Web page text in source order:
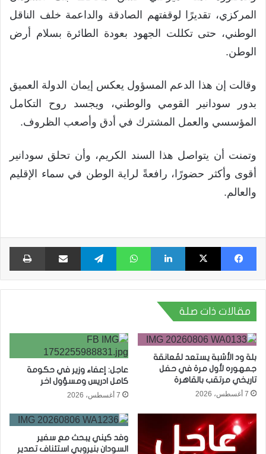
المركزي، تقديرًا لوقفتهم الصادقة والداعمة خلف الناقل
الوطني، حتى تكللت الجهود بعودة الطائرة بسلام أرض
الوطن.
وقالت إن هذا الدعم المسؤول يعكس إيمان الدولة العميق
بدور سودانير القومي والوطني، ويجسد روح التكامل
المؤسسي والعمل المشترك في أدق وأصعب الظروف.
وتمنت أن يتواصل هذا السند الكريم، وأن تحلق سودانير
أقوى وأكثر حضورًا، رافعةً لراية الوطن في سماء الإقليم
والعالم.
فيسبوك X لينكدإن واتساب تيلقرام مشاركة عبر البريد
مقالات ذات صلة
بلة ود الأشبة يستعد لمُعانقة
جمهوره لأول مرة في حفل
تاريخي مرتقب بالقاهرة
7 أغسطس، 2026
عاجل: إعفاء وزير في حكومة
كامل ادريس ومسؤول اخر
7 أغسطس، 2026
وفد كيني يبحث مع سفير
السودان بنيروبي استئناف تصدير